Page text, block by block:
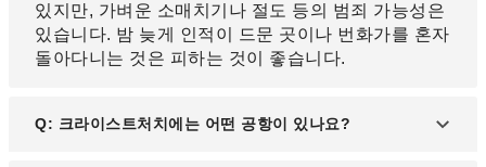
있지만, 가벼운 소매치기나 절도 등의 범죄 가능성은
있습니다. 밤 늦게 인적이 드문 곳이나 번화가를 혼자
돌아다니는 것은 피하는 것이 좋습니다.
Q: 크라이스트처치에는 어떤 공항이 있나요?